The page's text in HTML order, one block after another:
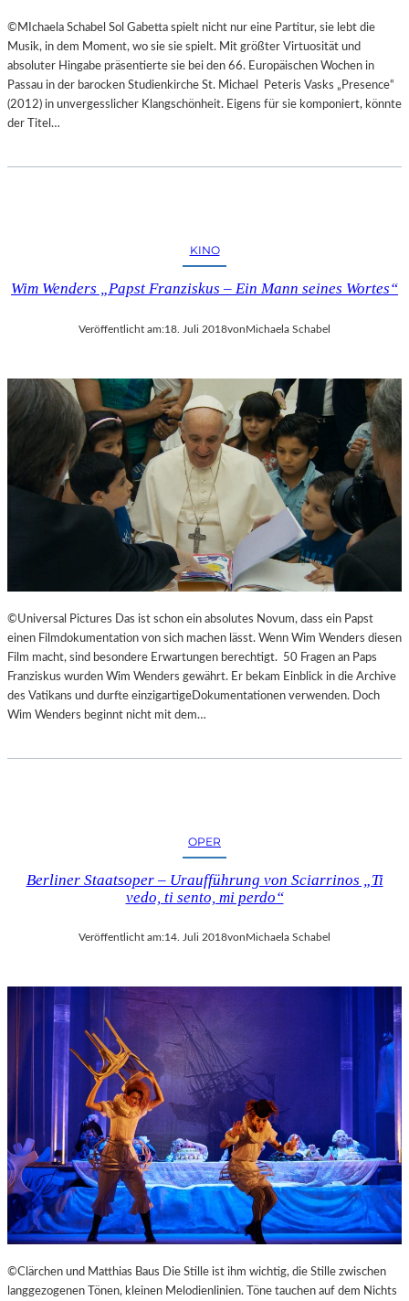
©MIchaela Schabel Sol Gabetta spielt nicht nur eine Partitur, sie lebt die
Musik, in dem Moment, wo sie sie spielt. Mit größter Virtuosität und
absoluter Hingabe präsentierte sie bei den 66. Europäischen Wochen in
Passau in der barocken Studienkirche St. Michael Peteris Vasks „Presence“
(2012) in unvergesslicher Klangschönheit. Eigens für sie komponiert, könnte
der Titel…
KINO
Wim Wenders „Papst Franziskus – Ein Mann seines Wortes“
Veröffentlicht am:18. Juli 2018vonMichaela Schabel
©Universal Pictures Das ist schon ein absolutes Novum, dass ein Papst
einen Filmdokumentation von sich machen lässt. Wenn Wim Wenders diesen
Film macht, sind besondere Erwartungen berechtigt. 50 Fragen an Paps
Franziskus wurden Wim Wenders gewährt. Er bekam Einblick in die Archive
des Vatikans und durfte einzigartigeDokumentationen verwenden. Doch
Wim Wenders beginnt nicht mit dem…
OPER
Berliner Staatsoper – Uraufführung von Sciarrinos „Ti
vedo, ti sento, mi perdo“
Veröffentlicht am:14. Juli 2018von Michaela Schabel
©Clärchen und Matthias Baus Die Stille ist ihm wichtig, die Stille zwischen
langgezogenen Tönen, kleinen Melodienlinien. Töne tauchen auf dem Nichts